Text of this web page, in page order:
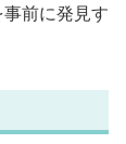
前に発見す